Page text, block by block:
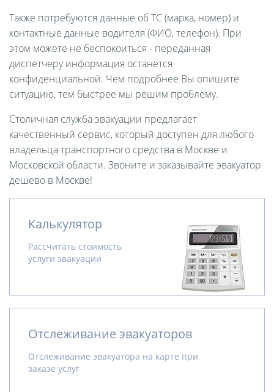
Также потребуются данные об ТС (марка, номер) и
контактные данные водителя (ФИО, телефон). При
этом можете не беспокоиться - переданная
диспетчеру информация останется
конфиденциальной. Чем подробнее Вы опишите
ситуацию, тем быстрее мы решим проблему.
Столичная служба эвакуации предлагает
качественный сервис, который доступен для любого
владельца транспортного средства в Москве и
Московской области. Звоните и заказывайте эвакуатор
дешево в Москве!
Калькулятор
Рассчитать стоимость
услуги эвакуации
Отслеживание эвакуаторов
Отслеживание эвакуатора на карте при
заказе услуг